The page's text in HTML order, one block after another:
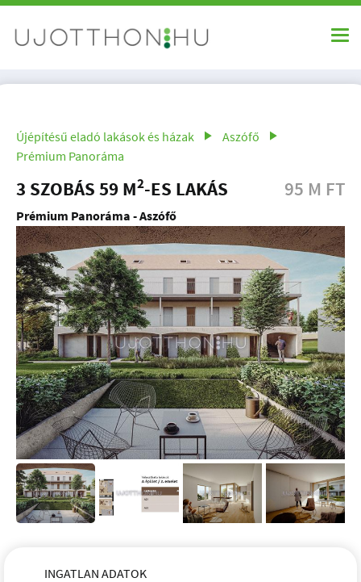
Újépítésű eladó lakások és házak
Aszófő
Prémium Panoráma
3 SZOBÁS 59 M2-ES LAKÁS
Prémium Panoráma - Aszófő
95 M FT
INGATLAN ADATOK